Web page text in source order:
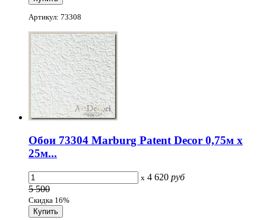
Артикул: 73308
Обои 73304 Marburg Patent Decor 0,75м x
25м...
x 4 620 руб
5 500
Скидка 16%